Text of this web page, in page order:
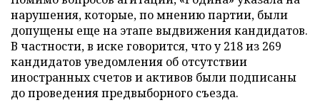
нарушения, которые, по мнению партии, были
допущены еще на этапе выдвижения кандидатов.
В частности, в иске говорится, что у 218 из 269
кандидатов уведомления об отсутствии
иностранных счетов и активов были подписаны
до проведения предвыборного съезда.